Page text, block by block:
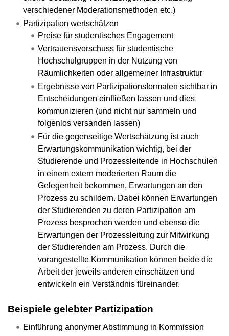
verschiedener Moderationsmethoden etc.)
Partizipation wertschätzen
Preise für studentisches Engagement
Vertrauensvorschuss für studentische
Hochschulgruppen in der Nutzung von
Räumlichkeiten oder allgemeiner Infrastruktur
Ergebnisse von Partizipationsformaten sichtbar in
Entscheidungen einfließen lassen und dies
kommunizieren (und nicht nur sammeln und
folgenlos versanden lassen)
Für die gegenseitige Wertschätzung ist auch
Erwartungskommunikation wichtig, bei der
Studierende und Prozessleitende in Hochschulen
in einem extern moderierten Raum die
Gelegenheit bekommen, Erwartungen an den
Prozess zu schildern. Dabei können Erwartungen
der Studierenden zu deren Partizipation am
Prozess besprochen werden und ebenso die
Erwartungen der Prozessleitung zur Mitwirkung
der Studierenden am Prozess. Durch die
vorangestellte Kommunikation können beide die
Arbeit der jeweils anderen einschätzen und
entwickeln ein Verständnis füreinander.
Beispiele gelebter Partizipation
Einführung anonymer Abstimmung in Kommission